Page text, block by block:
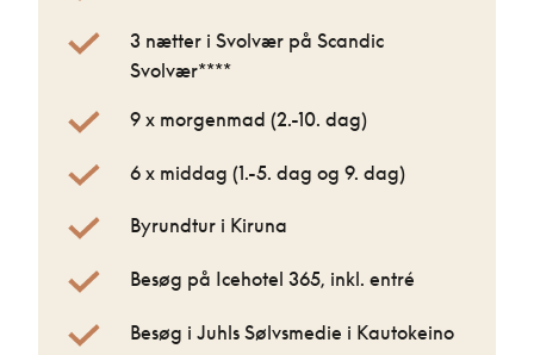
3 nætter i Svolvær på Scandic
Svolvær****
9 x morgenmad (2.-10. dag)
6 x middag (1.-5. dag og 9. dag)
Byrundtur i Kiruna
Besøg på Icehotel 365, inkl. entré
Besøg i Juhls Sølvsmedie i Kautokeino